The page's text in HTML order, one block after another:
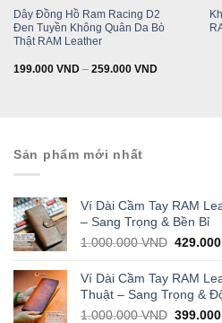
Dây Đồng Hồ Ram Racing D2
Đen Tuyền Không Quân Da Bò
Thật RAM Leather
199.000 VND– 259.000 VND
Sản phẩm mới nhất
Ví Dài Cầm Tay RAM
– Sang Trọng & Bền Bỉ
1.000.000VND Original
was:
Ví Dài Cầm Tay RAM
Thuật – Sang Trọng &
1.000.000VND Original